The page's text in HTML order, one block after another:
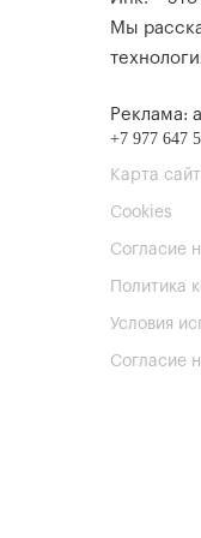
Мы
Реклама:
+7 977 647
Карта
Cookies
Согласие
Политика
Условия
Согласие